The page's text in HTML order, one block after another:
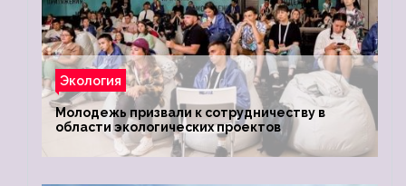
Экология
Молодежь призвали к сотрудничеству в
области экологических проектов